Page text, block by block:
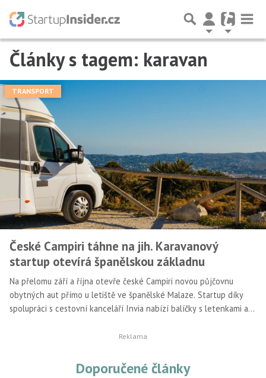
Články s tagem: karavan
TRANSPORT
České Campiri táhne na jih. Karavanový
startup otevírá španělskou základnu
Na přelomu září a října otevře české Campiri novou půjčovnu
obytných aut přímo u letiště ve španělské Malaze. Startup díky
spolupráci s cestovní kanceláří Invia nabízí balíčky s letenkami a
investice ve výši 115 milionů korun od fondů Rockaway Ventures a
Doporučené články